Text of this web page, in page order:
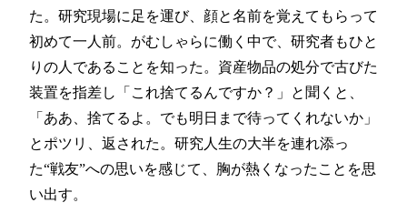
た。研究現場に足を運び、顔と名前を覚えてもらって
初めて一人前。がむしゃらに働く中で、研究者もひと
りの人であることを知った。資産物品の処分で古びた
装置を指差し「これ捨てるんですか？」と聞くと、
「ああ、捨てるよ。でも明日まで待ってくれないか」
とポツリ、返された。研究人生の大半を連れ添っ
た“戦友”への思いを感じて、胸が熱くなったことを思
い出す。